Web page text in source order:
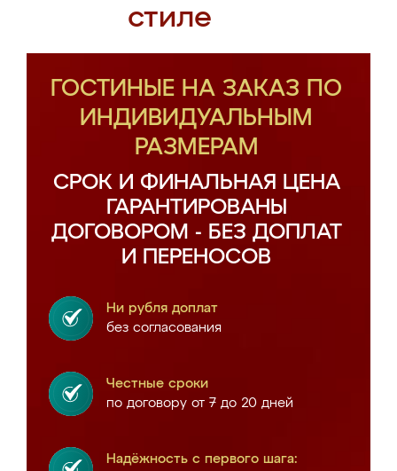
стиле
ГОСТИНЫЕ НА ЗАКАЗ ПО
ИНДИВИДУАЛЬНЫМ
РАЗМЕРАМ
СРОК И ФИНАЛЬНАЯ ЦЕНА
ГАРАНТИРОВАНЫ
ДОГОВОРОМ - БЕЗ ДОПЛАТ
И ПЕРЕНОСОВ
Ни рубля доплат
без согласования
Честные сроки
по договору от 7 до 20 дней
Надёжность с первого шага: